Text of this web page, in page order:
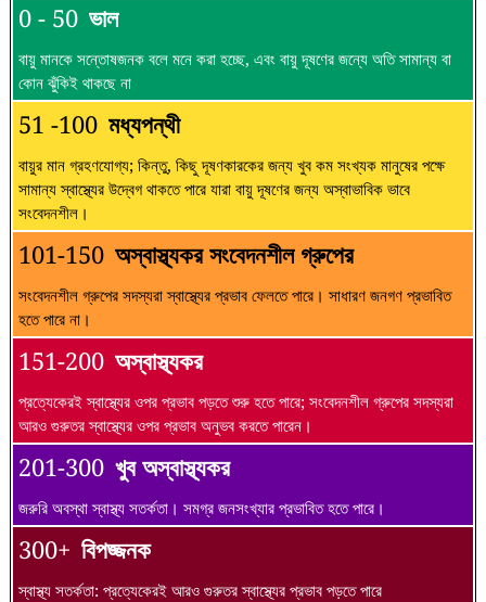
0 - 50 ভাল
বায়ু মানকে সন্তোষজনক বলে মনে করা হচ্ছে, এবং বায়ু দূষণের জন্যে অতি সামান্য বা
কোন ঝুঁকিই থাকছে না
51 -100 মধ্যপন্থী
বায়ুর মান গ্রহণযোগ্য; কিন্তু, কিছু দূষণকারকের জন্য খুব কম সংখ্যক মানুষের পক্ষে
সামান্য স্বাস্থ্যের উদ্বেগ থাকতে পারে যারা বায়ু দূষণের জন্য অস্বাভাবিক ভাবে
সংবেদনশীল।
101-150 অস্বাস্থ্যকর সংবেদনশীল গ্রুপের
সংবেদনশীল গ্রুপের সদস্যরা স্বাস্থ্যের প্রভাব ফেলতে পারে। সাধারণ জনগণ প্রভাবিত
হতে পারে না।
151-200 অস্বাস্থ্যকর
প্রত্যেকেরই স্বাস্থ্যের ওপর প্রভাব পড়তে শুরু হতে পারে; সংবেদনশীল গ্রুপের সদস্যরা
আরও গুরুতর স্বাস্থ্যের ওপর প্রভাব অনুভব করতে পারেন।
201-300 খুব অস্বাস্থ্যকর
জরুরি অবস্থা স্বাস্থ্য সতর্কতা। সমগ্র জনসংখ্যার প্রভাবিত হতে পারে।
300+ বিপজ্জনক
স্বাস্থ্য সতর্কতা: প্রত্যেকেরই আরও গুরুতর স্বাস্থ্যের প্রভাব পড়তে পারে